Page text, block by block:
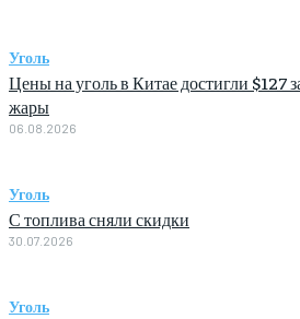
Уголь
Цены на уголь в Китае достигли $127
жары
06.08.2026
Уголь
С топлива сняли скидки
30.07.2026
Уголь